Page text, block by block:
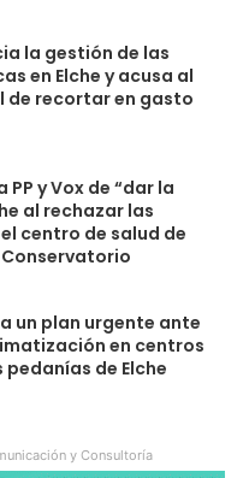
la gestión de las
en Elche y acusa al
de recortar en gasto
PP y Vox de “dar la
al rechazar las
centro de salud de
un plan urgente ante
en centros
de Elche
y Consultoría